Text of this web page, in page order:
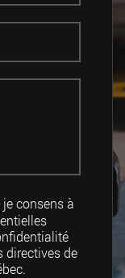
consens à
directives de